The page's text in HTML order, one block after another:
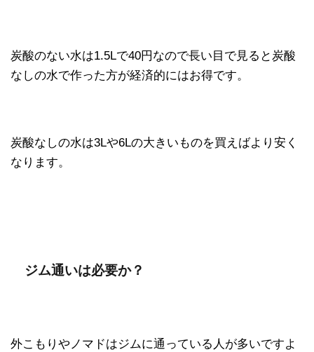
炭酸のない水は1.5Lで40円なので長い目で見ると炭酸
なしの水で作った方が経済的にはお得です。
炭酸なしの水は3Lや6Lの大きいものを買えばより安く
なります。
ジム通いは必要か？
外こもりやノマドはジムに通っている人が多いですよ